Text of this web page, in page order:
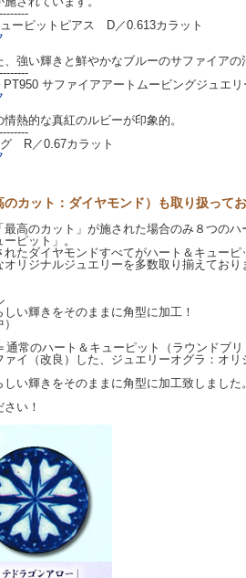
ーピットピアス D／0.613カラット
強い輝きと鮮やかなブルーのサファイアの
サファイアアートムービングジュエリ
熱的な真紅のルビーが印象的。
R／0.67カラット
カット：ダイヤモンド）も取り扱ってお
高のカット」が施された場合のみ８つのハ
ピット」。
たダイヤモンドすべてがハート＆キューピ
リジナルジュエリーを多数取り揃えており
い輝きをそのままに角型に加工！
常のハート＆キューピット（ラウンドブ
ァイ（改良）した、ジュエリーオグラ：オ
い輝きをそのままに角型に加工致しました。
い！